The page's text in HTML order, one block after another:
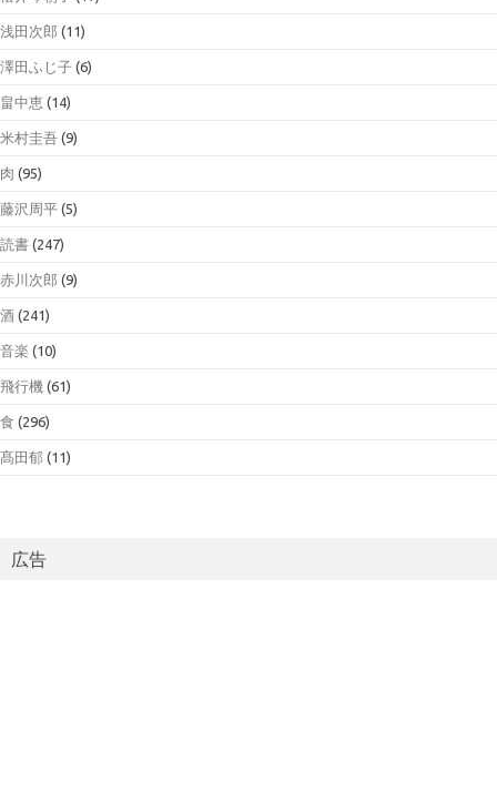
浅田次郎 (11)
澤田ふじ子 (6)
畠中恵 (14)
米村圭吾 (9)
肉 (95)
藤沢周平 (5)
読書 (247)
赤川次郎 (9)
酒 (241)
音楽 (10)
飛行機 (61)
食 (296)
髙田郁 (11)
広告